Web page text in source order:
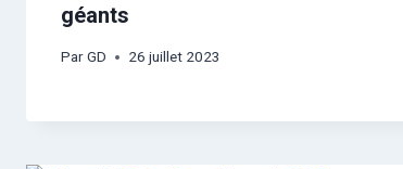
géants
ParGD 26 juillet 2023